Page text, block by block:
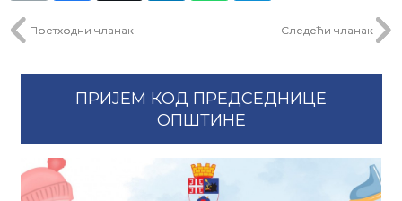
Претходни чланак Следећи чланак
ПРИЈЕМ КОД ПРЕДСЕДНИЦЕ
ОПШТИНЕ